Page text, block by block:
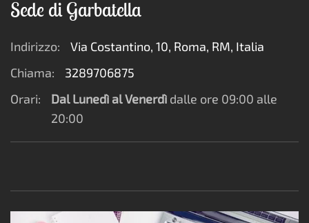
Sede di Garbatella
Indirizzo:
Via Costantino, 10, Roma, RM, Italia
Chiama:
3289706875
Orari:
Dal Lunedì al Venerdì dalle ore 09:00 alle
20:00